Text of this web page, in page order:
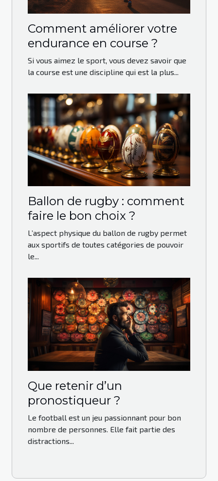
Comment améliorer votre
endurance en course ?
Si vous aimez le sport, vous devez savoir que
la course est une discipline qui est la plus...
Ballon de rugby : comment
faire le bon choix ?
L’aspect physique du ballon de rugby permet
aux sportifs de toutes catégories de pouvoir
le...
Que retenir d’un
pronostiqueur ?
Le football est un jeu passionnant pour bon
nombre de personnes. Elle fait partie des
distractions...